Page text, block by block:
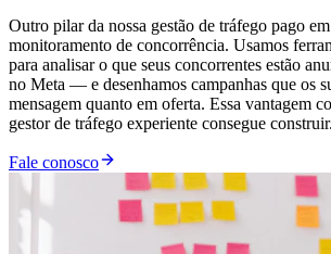
Outro pilar da nossa gestão de tráfego pago
monitoramento de concorrência. Usamos
para analisar o que seus concorrentes estão
no Meta — e desenhamos campanhas que os
mensagem quanto em oferta. Essa vantagem
gestor de tráfego experiente consegue construir.
Fale conosco